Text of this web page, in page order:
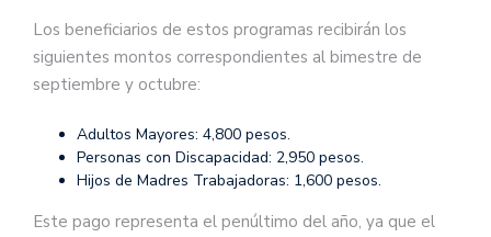
Los beneficiarios de estos programas recibirán los
siguientes montos correspondientes al bimestre de
septiembre y octubre:
Adultos Mayores: 4,800 pesos.
Personas con Discapacidad: 2,950 pesos.
Hijos de Madres Trabajadoras: 1,600 pesos.
Este pago representa el penúltimo del año, ya que el